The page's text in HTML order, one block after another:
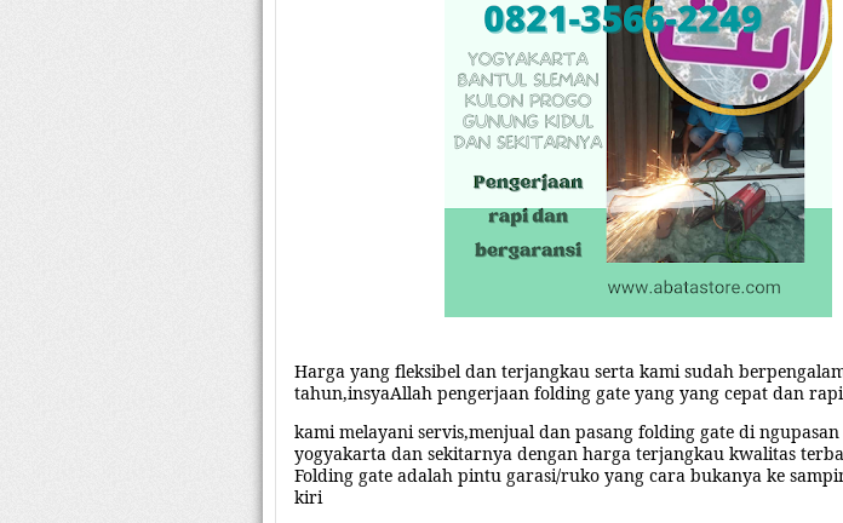
Harga yang fleksibel dan terjangkau serta kami sudah
tahun,insyaAllah pengerjaan folding gate yang yang cepat dan
kami melayani servis,menjual dan pasang folding gate di
yogyakarta dan sekitarnya dengan harga terjangkau kwalitas
Folding gate adalah pintu garasi/ruko yang cara bukanya ke
kiri